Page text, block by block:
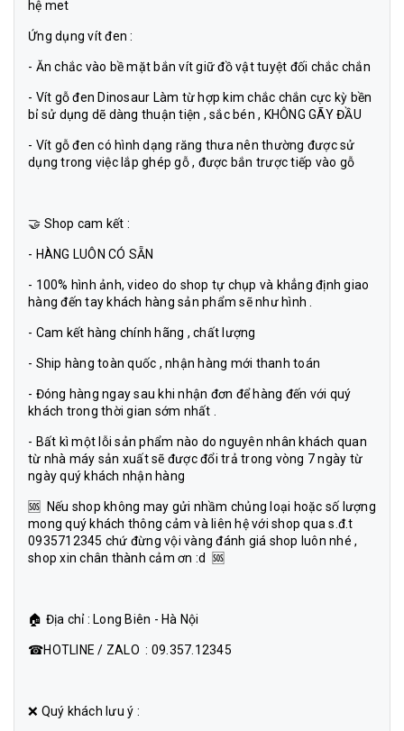
hệ met
Ứng dụng vít đen :
- Ăn chắc vào bề mặt bắn vít giữ đồ vật tuyệt đối chắc chắn
- Vít gỗ đen Dinosaur Làm từ hợp kim chắc chắn cực kỳ bền
bỉ sử dụng dẽ dàng thuận tiện , sắc bén , KHÔNG GÃY ĐẦU
- Vít gỗ đen có hình dạng răng thưa nên thường được sử
dụng trong việc lắp ghép gỗ , được bắn trược tiếp vào gỗ
🤝 Shop cam kết :
- HÀNG LUÔN CÓ SẴN
- 100% hình ảnh, video do shop tự chụp và khẳng định giao
hàng đến tay khách hàng sản phẩm sẽ như hình .
- Cam kết hàng chính hãng , chất lượng
- Ship hàng toàn quốc , nhận hàng mới thanh toán
- Đóng hàng ngay sau khi nhận đơn để hàng đến với quý
khách trong thời gian sớm nhất .
- Bất kì một lỗi sản phẩm nào do nguyên nhân khách quan
từ nhà máy sản xuất sẽ được đổi trả trong vòng 7 ngày từ
ngày quý khách nhận hàng
🆘 Nếu shop không may gửi nhầm chủng loại hoặc số lượng
mong quý khách thông cảm và liên hệ với shop qua s.đ.t
0935712345 chứ đừng vội vàng đánh giá shop luôn nhé ,
shop xin chân thành cảm ơn :d 🆘
🏠 Địa chỉ : Long Biên - Hà Nội
☎HOTLINE / ZALO : 09.357.12345
❌ Quý khách lưu ý :